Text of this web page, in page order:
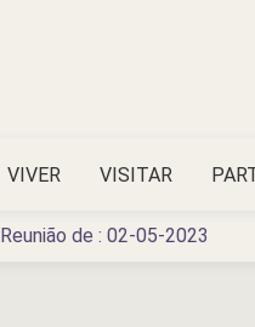
VIVER VISITAR
Reunião de : 02-05-2023